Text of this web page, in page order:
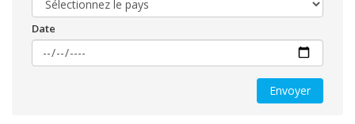
Date